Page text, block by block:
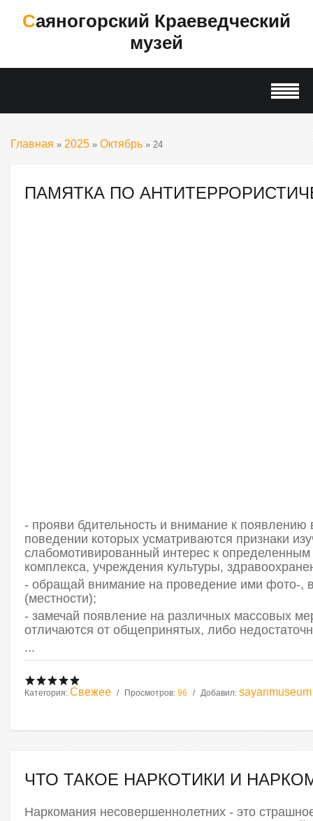
Саяногорский Краеведческий
музей
Главная » 2025 » Октябрь » 24
ПАМЯТКА ПО
- прояви бдительность и внимание к
поведении которых усматриваются признаки
слабомотивированный интерес к
комплекса, учреждения культуры,
- обращай внимание на проведение ими фото-,
(местности);
- замечай появление на различных массовых
отличаются от общепринятых, либо
...
Категория: Свежее Просмотров: 96 Добавил: sayanmuseum
ЧТО ТАКОЕ НАРКОТИКИ И
Наркомания несовершеннолетних - это